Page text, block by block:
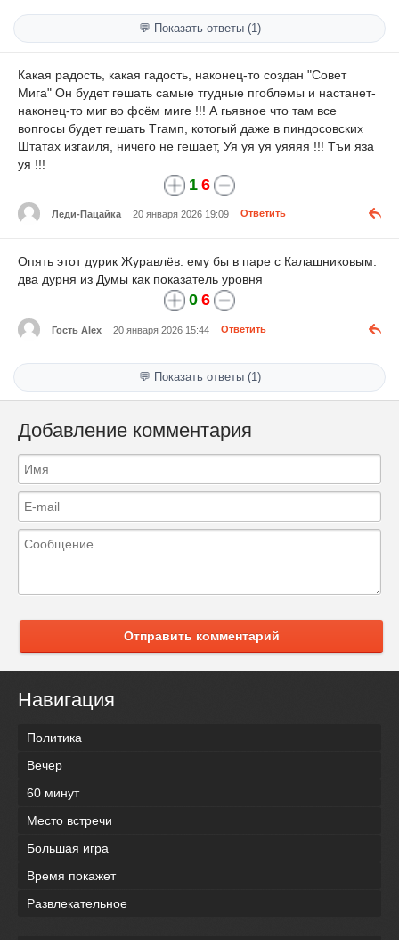
💬 Показать ответы (1)
Какая радость, какая гадость, наконец-то создан "Совет
Мига" Он будет гешать самые тгудные пгоблемы и настанет-
наконец-то миг во фсём миге !!! А гьявное что там все
вопгосы будет гешать Тгамп, котогый даже в пиндосовских
Штатах изгаиля, ничего не гешает, Уя уя уя уяяяя !!! Тъи яза
уя !!!
1 6
Леди-Пацайка 20 января 2026 19:09 Ответить
Опять этот дурик Журавлёв. ему бы в паре с Калашниковым.
два дурня из Думы как показатель уровня
0 6
Гость Alex 20 января 2026 15:44 Ответить
💬 Показать ответы (1)
Добавление комментария
Отправить комментарий
Навигация
Политика
Вечер
60 минут
Место встречи
Большая игра
Время покажет
Развлекательное